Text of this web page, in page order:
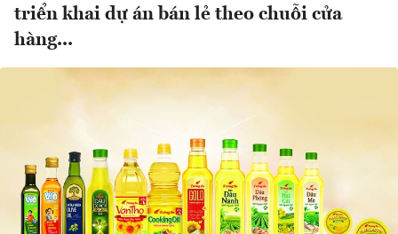
triển khai dự án bán lẻ theo chuỗi cửa
hàng...